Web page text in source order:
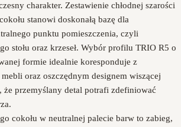
charakter. Zestawienie chłodnej szarości
stanowi doskonałą bazę dla
punktu pomieszczenia, czyli
stołu oraz krzeseł. Wybór profilu TRIO R5 o
formie idealnie koresponduje z
oraz oszczędnym designem wiszącej
że przemyślany detal potrafi zdefiniować
cokołu w neutralnej palecie barw to zabieg,